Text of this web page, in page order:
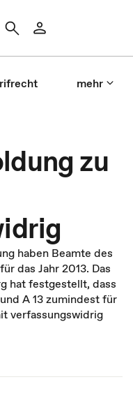
mehr
zu
haben Beamte des
das Jahr 2013. Das
hat festgestellt, dass
A 13 zumindest für
verfassungswidrig